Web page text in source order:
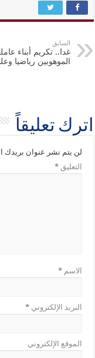
السابق
غدا.. تكريم أبناء
الموهوبين رياضيا
اترك تعليقاً
لن يتم نشر عنوان بريدك
التعليق*
الاسم*
البريد الإلكتروني*
الموقع الإلكتروني